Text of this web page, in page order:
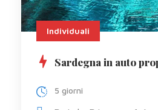
Individuali
Sardegna in auto
5 giorni